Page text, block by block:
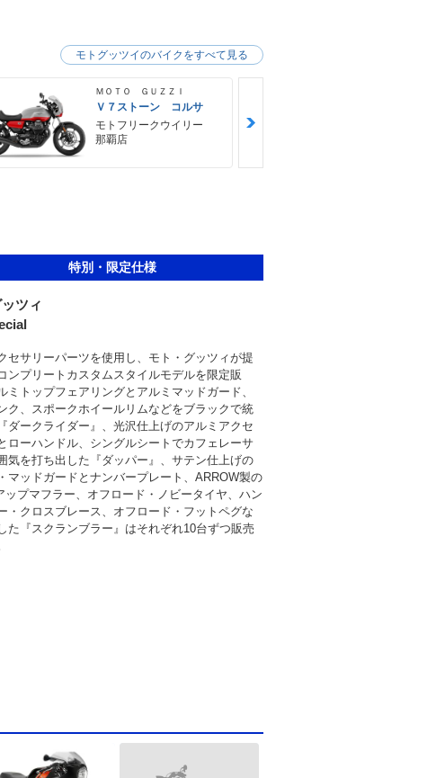
ィショナルな2眼アナログから、1眼の液晶
ＭＯＴＯ ＧＵＺＺＩ
Ｖ７ストーン コルサ
モトフリークウイリー
那覇店
モトグッツイのバイクをすべて見る
特別・限定仕様
ツィ
セサリーパーツを使用し、モト・グッツィが提
ンプリートカスタムスタイルモデルを限定販
ミトップフェアリングとアルミマッドガード、
ク、スポークホイールリムなどをブラックで統
ダークライダー』、光沢仕上げのアルミアクセ
ローハンドル、シングルシートでカフェレーサ
気を打ち出した『ダッパー』、サテン仕上げの
マッドガードとナンバープレート、ARROW製の
ップマフラー、オフロード・ノビータイヤ、ハン
・クロスブレース、オフロード・フットペグな
た『スクランブラー』はそれぞれ10台ずつ販売